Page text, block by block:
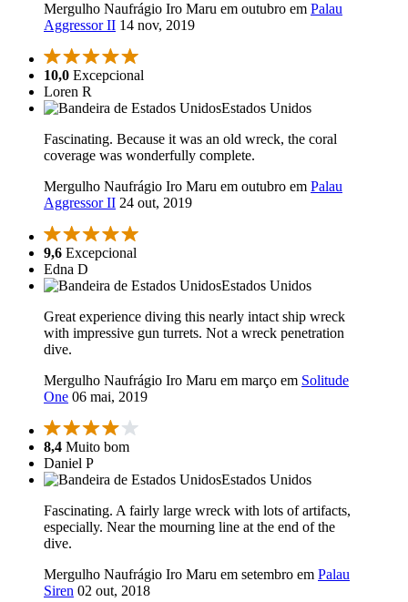
Mergulho Naufrágio Iro Maru em outubro em Palau
Aggressor II 14 nov, 2019
10,0 Excepcional
Loren R
Estados Unidos
Fascinating. Because it was an old wreck, the coral
coverage was wonderfully complete.
Mergulho Naufrágio Iro Maru em outubro em Palau
Aggressor II 24 out, 2019
9,6 Excepcional
Edna D
Estados Unidos
Great experience diving this nearly intact ship wreck
with impressive gun turrets. Not a wreck penetration
dive.
Mergulho Naufrágio Iro Maru em março em Solitude
One 06 mai, 2019
8,4 Muito bom
Daniel P
Estados Unidos
Fascinating. A fairly large wreck with lots of artifacts,
especially. Near the mourning line at the end of the
dive.
Mergulho Naufrágio Iro Maru em setembro em Palau
Siren 02 out, 2018